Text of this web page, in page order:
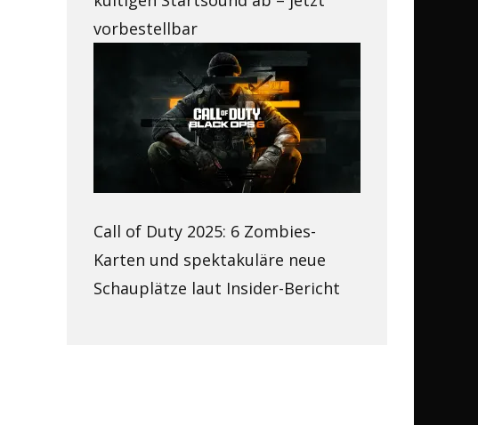
vorbestellbar
Call of Duty 2025: 6 Zombies-
Karten und spektakuläre neue
Schauplätze laut Insider-Bericht